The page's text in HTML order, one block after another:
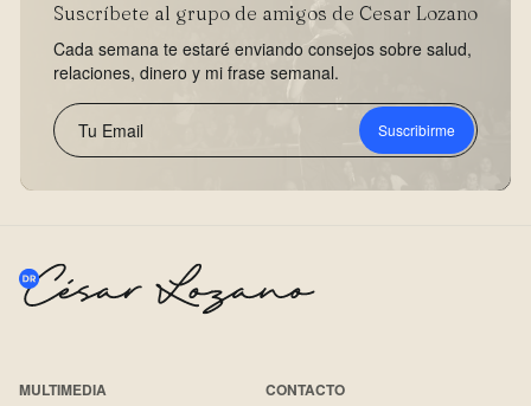
Suscríbete al grupo de amigos de Cesar Lozano
Cada semana te estaré enviando consejos sobre salud,
relaciones, dinero y mi frase semanal.
Suscribirme
MULTIMEDIA
CONTACTO